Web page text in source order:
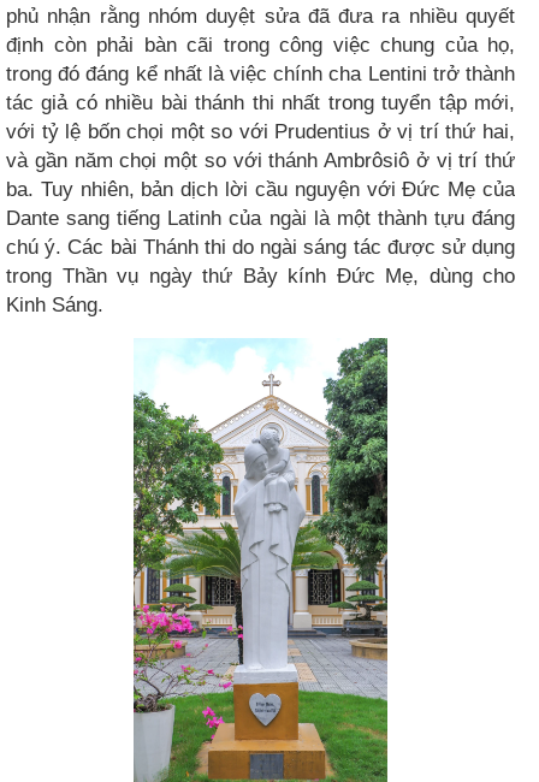
phủ nhận rằng nhóm duyệt sửa đã đưa ra nhiều quyết
định còn phải bàn cãi trong công việc chung của họ,
trong đó đáng kể nhất là việc chính cha Lentini trở thành
tác giả có nhiều bài thánh thi nhất trong tuyển tập mới,
với tỷ lệ bốn chọi một so với Prudentius ở vị trí thứ hai,
và gần năm chọi một so với thánh Ambrôsiô ở vị trí thứ
ba. Tuy nhiên, bản dịch lời cầu nguyện với Đức Mẹ của
Dante sang tiếng Latinh của ngài là một thành tựu đáng
chú ý. Các bài Thánh thi do ngài sáng tác được sử dụng
trong Thần vụ ngày thứ Bảy kính Đức Mẹ, dùng cho
Kinh Sáng.